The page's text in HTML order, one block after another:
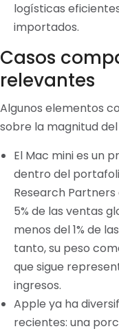
logísticas
importados.
Casos
relevantes
Algunos elementos
sobre la magnitud
El Mac mini es un
dentro del
Research
5% de las ventas
menos del 1% de
tanto, su peso
que sigue
ingresos.
Apple ya ha
recientes: una